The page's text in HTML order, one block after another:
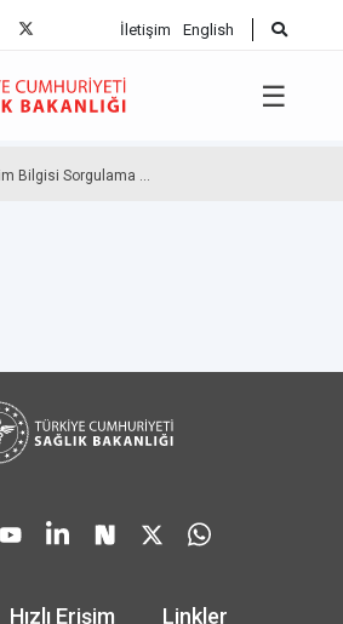
İletişim English
☰
Bilgisi Sorgulama ...
Hızlı Erişim Linkler